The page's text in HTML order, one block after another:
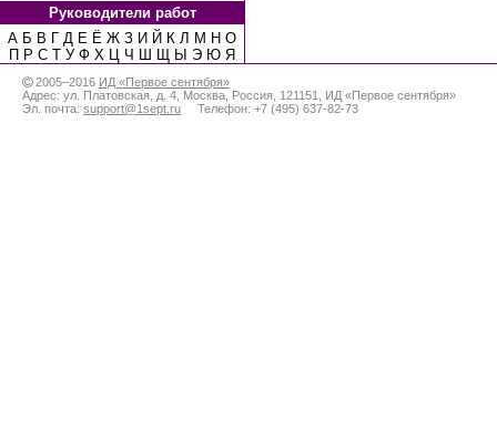
Руководители работ
А Б В Г Д Е Ё Ж З И Й К Л М Н О
П Р С Т У Ф Х Ц Ч Ш Щ Ы Э Ю Я
2005–2016 ИД «Первое сентября»
Адрес: ул. Платовская, д. 4 Москва Россия 121151
ИД «Первое сентября»
Эл. почта: support@1sept.ru Телефон: +7 (495) 637-82-73